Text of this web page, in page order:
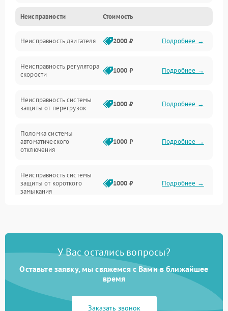
Механика
Электропитание
Привод
Неисправности Стоимость
Неисправность двигателя 2000 ₽ Подробнее →
Неисправность регулятора
скорости
1000 ₽ Подробнее →
Неисправность системы
защиты от перегрузок
1000 ₽ Подробнее →
Поломка системы
автоматического
отключения
1000 ₽ Подробнее →
Неисправность системы
защиты от короткого
замыкания
1000 ₽ Подробнее →
Неисправность системы
перенапряжения
1000 ₽ Подробнее →
Неисправность системы
защиты от замыкания
1000 ₽
У Вас остались вопросы?
Оставьте заявку, мы свяжемся с Вами в ближайшее
время
Заказать звонок